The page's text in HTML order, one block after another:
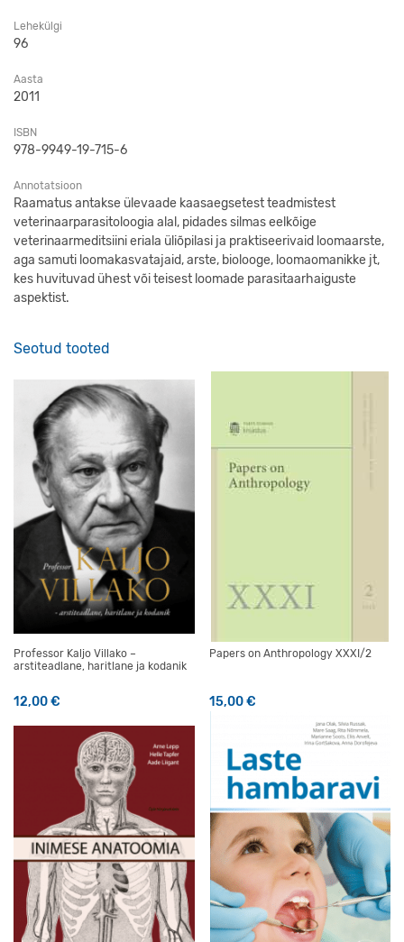
Lehekülgi
96
Aasta
2011
ISBN
978-9949-19-715-6
Annotatsioon
Raamatus antakse ülevaade kaasaegsetest teadmistest
veterinaarparasitoloogia alal, pidades silmas eelkõige
veterinaarmeditsiini eriala üliõpilasi ja praktiseerivaid loomaarste,
aga samuti loomakasvatajaid, arste, biolooge, loomaomanikke jt,
kes huvituvad ühest või teisest loomade parasitaarhaiguste
aspektist.
Seotud tooted
Professor Kaljo Villako –
arstiteadlane, haritlane ja kodanik
12,00€
Papers on Anthropology XXXI/2
15,00€